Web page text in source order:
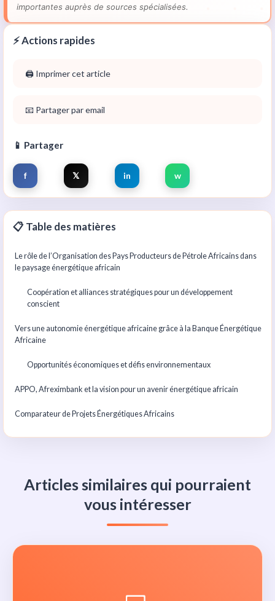
importantes auprès de sources spécialisées.
⚡ Actions rapides
🖨️ Imprimer cet article
📧 Partager par email
📱 Partager
f 𝕏 in w
📋 Table des matières
Le rôle de l’Organisation des Pays Producteurs de Pétrole Africains dans
le paysage énergétique africain
Coopération et alliances stratégiques pour un développement
conscient
Vers une autonomie énergétique africaine grâce à la Banque Énergétique
Africaine
Opportunités économiques et défis environnementaux
APPO, Afreximbank et la vision pour un avenir énergétique africain
Comparateur de Projets Énergétiques Africains
Articles similaires qui pourraient
vous intéresser